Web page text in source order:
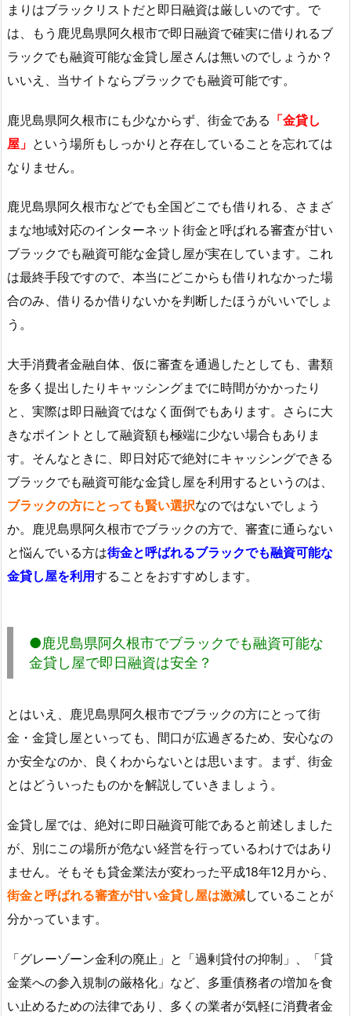
まりはブラックリストだと即日融資は厳しいのです。で
は、もう鹿児島県阿久根市で即日融資で確実に借りれるブ
ラックでも融資可能な金貸し屋さんは無いのでしょうか？
いいえ、当サイトならブラックでも融資可能です。
鹿児島県阿久根市にも少なからず、街金である 「金貸し
屋」 という場所もしっかりと存在していることを忘れては
なりません。
鹿児島県阿久根市などでも全国どこでも借りれる、さまざ
まな地域対応のインターネット街金と呼ばれる審査が甘い
ブラックでも融資可能な金貸し屋が実在しています。これ
は最終手段ですので、本当にどこからも借りれなかった場
合のみ、借りるか借りないかを判断したほうがいいでしょ
う。
大手消費者金融自体、仮に審査を通過したとしても、書類
を多く提出したりキャッシングまでに時間がかかったり
と、実際は即日融資ではなく面倒でもあります。さらに大
きなポイントとして融資額も極端に少ない場合もありま
す。そんなときに、即日対応で絶対にキャッシングできる
ブラックでも融資可能な金貸し屋を利用するというのは、
ブラックの方にとっても賢い選択なのではないでしょう
か。鹿児島県阿久根市でブラックの方で、審査に通らない
と悩んでいる方は街金と呼ばれるブラックでも融資可能な
金貸し屋を利用することをおすすめします。
●鹿児島県阿久根市でブラックでも融資可能な
金貸し屋で即日融資は安全？
とはいえ、鹿児島県阿久根市でブラックの方にとって街
金・金貸し屋といっても、間口が広過ぎるため、安心なの
か安全なのか、良くわからないとは思います。まず、街金
とはどういったものかを解説していきましょう。
金貸し屋では、絶対に即日融資可能であると前述しました
が、別にこの場所が危ない経営を行っているわけではあり
ません。そもそも貸金業法が変わった平成18年12月から、
街金と呼ばれる審査が甘い金貸し屋は激減していることが
分かっています。
「グレーゾーン金利の廃止」と「過剰貸付の抑制」、「貸
金業への参入規制の厳格化」など、多重債務者の増加を食
い止めるための法律であり、多くの業者が気軽に消費者金